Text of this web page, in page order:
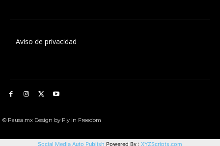
Aviso de privacidad
© Pausa.mx Design by Fly in Freedom
Social Media Auto Publish Powered By : XYZScripts.com